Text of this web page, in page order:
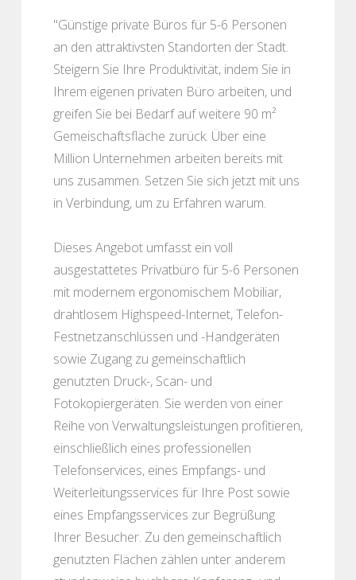
"Günstige private Büros für 5-6 Personen
an den attraktivsten Standorten der Stadt.
Steigern Sie Ihre Produktivität, indem Sie in
Ihrem eigenen privaten Büro arbeiten, und
greifen Sie bei Bedarf auf weitere 90 m²
Gemeischaftsfläche zurück. Über eine
Million Unternehmen arbeiten bereits mit
uns zusammen. Setzen Sie sich jetzt mit uns
in Verbindung, um zu Erfahren warum.
Dieses Angebot umfasst ein voll
ausgestattetes Privatbüro für 5-6 Personen
mit modernem ergonomischem Mobiliar,
drahtlosem Highspeed-Internet, Telefon-
Festnetzanschlüssen und -Handgeräten
sowie Zugang zu gemeinschaftlich
genutzten Druck-, Scan- und
Fotokopiergeräten. Sie werden von einer
Reihe von Verwaltungsleistungen profitieren,
einschließlich eines professionellen
Telefonservices, eines Empfangs- und
Weiterleitungsservices für Ihre Post sowie
eines Empfangsservices zur Begrüßung
Ihrer Besucher. Zu den gemeinschaftlich
genutzten Flächen zählen unter anderem